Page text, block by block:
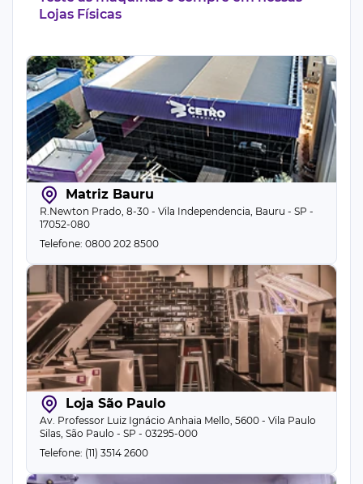
Lojas Físicas
Matriz Bauru
R.Newton Prado, 8-30 - Vila Independencia, Bauru - SP -
17052-080
Telefone: 0800 202 8500
Loja São Paulo
Av. Professor Luiz Ignácio Anhaia Mello, 5600 - Vila Paulo
Silas, São Paulo - SP - 03295-000
Telefone: (11) 3514 2600